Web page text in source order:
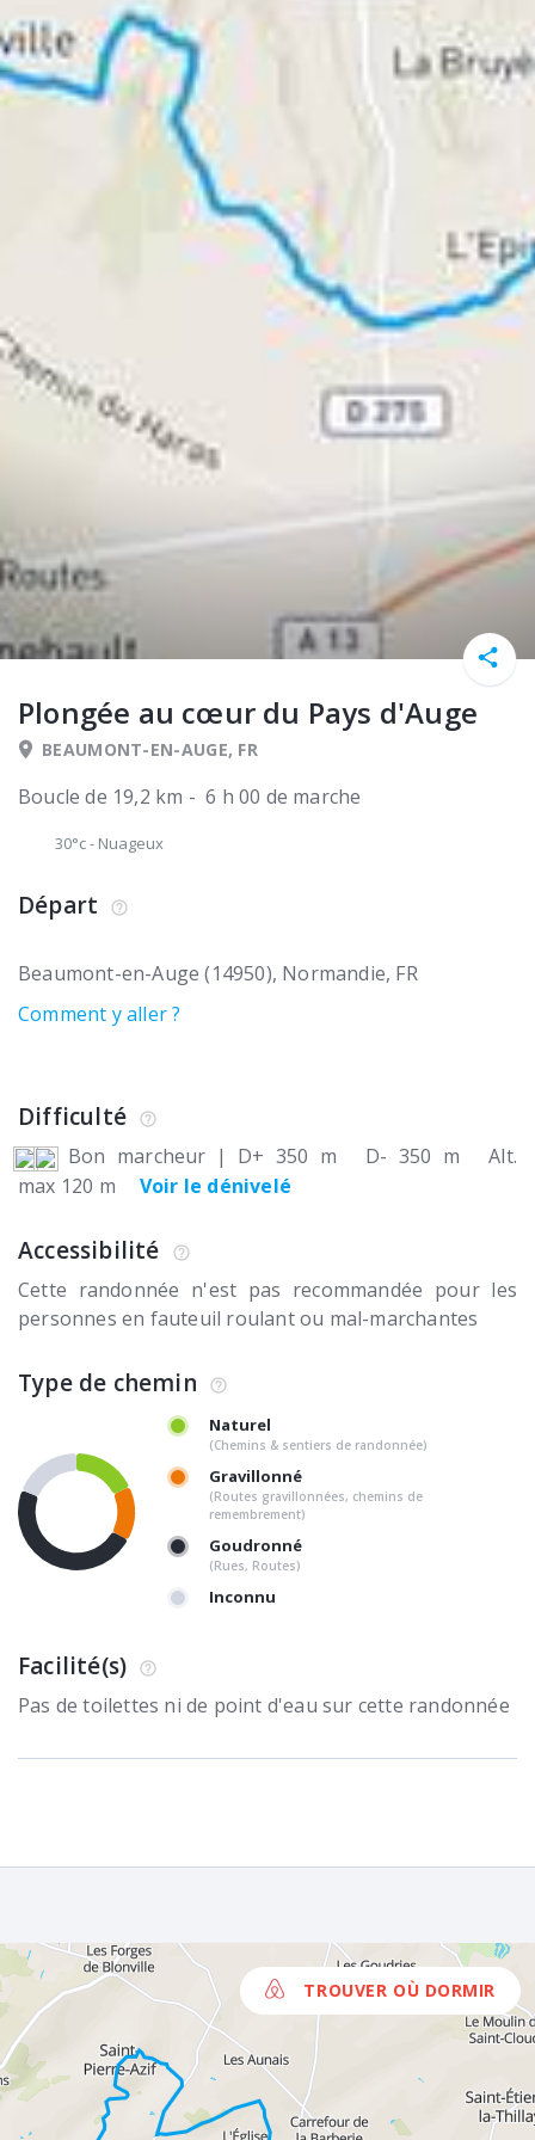
Plongée au cœur du Pays d'Auge
BEAUMONT-EN-AUGE, FR
Boucle de 19,2 km - 6 h 00 de marche
30°c- Nuageux
Départ
Beaumont-en-Auge (14950) Normandie FR
Comment y aller ?
Difficulté
Bon marcheur | D+ 350 m D- 350 m
Alt.
max 120 m
Voir le dénivelé
Accessibilité
Cette randonnée n'est pas recommandée pour les
personnes en fauteuil roulant ou mal-marchantes
Type de chemin
Naturel
(Chemins & sentiers de randonnée)
Gravillonné
(Routes gravillonnées, chemins de
remembrement)
Goudronné
(Rues, Routes)
Inconnu
Facilité(s)
Pas de toilettes ni de point d'eau sur cette randonnée
TROUVER OÙ DORMIR